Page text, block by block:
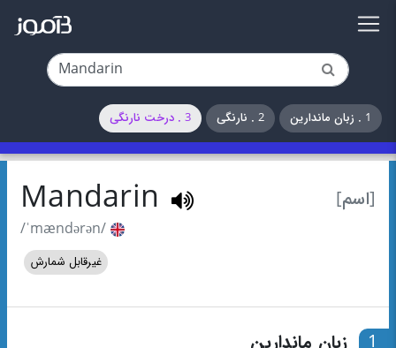
1 . زبان ماندارین 2 . نارنگی 3 . درخت نارنگی
[اسم] Mandarin
/ˈmændərən/
غیرقابل شمارش
1 زبان ماندارین